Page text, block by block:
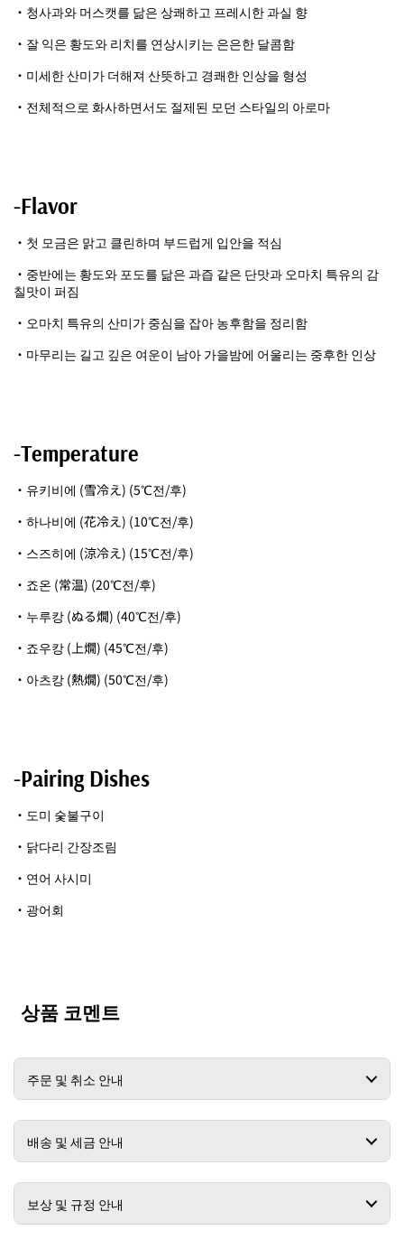
・청사과와 머스캣를 닮은 상쾌하고 프레시한 과실 향
・잘 익은 황도와 리치를 연상시키는 은은한 달콤함
・미세한 산미가 더해져 산뜻하고 경쾌한 인상을 형성
・전체적으로 화사하면서도 절제된 모던 스타일의 아로마
-Flavor
・첫 모금은 맑고 클린하며 부드럽게 입안을 적심
・중반에는 황도와 포도를 닮은 과즙 같은 단맛과 오마치 특유의 감
칠맛이 퍼짐
・오마치 특유의 산미가 중심을 잡아 농후함을 정리함
・마무리는 길고 깊은 여운이 남아 가을밤에 어울리는 중후한 인상
-Temperature
・유키비에 (雪冷え) (5℃전/후)
・하나비에 (花冷え) (10℃전/후)
・스즈히에 (涼冷え) (15℃전/후)
・죠온 (常温) (20℃전/후)
・누루캉 (ぬる燗) (40℃전/후)
・죠우캉 (上燗) (45℃전/후)
・아츠캉 (熱燗) (50℃전/후)
-Pairing Dishes
・도미 숯불구이
・닭다리 간장조림
・연어 사시미
・광어회
상품 코멘트
주문 및 취소 안내
배송 및 세금 안내
보상 및 규정 안내